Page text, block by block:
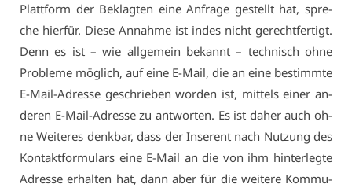
Platt­form der Be­klag­ten ei­ne An­fra­ge ge­stellt hat, spre­
che hier­für. Die­se An­nah­me ist in­des nicht ge­recht­fer­tigt.
Denn es ist – wie all­ge­mein be­kannt – tech­nisch oh­ne
Pro­ble­me mög­lich, auf ei­ne E-Mail, die an ei­ne be­stimm­te
E-Mail-Adres­se ge­schrie­ben wor­den ist, mit­tels ei­ner an­
de­ren E-Mail-Adres­se zu ant­wor­ten. Es ist da­her auch oh­
ne Wei­te­res denk­bar, dass der In­se­rent nach Nut­zung des
Kon­takt­for­mu­lars ei­ne E-Mail an die von ihm hin­ter­leg­te
Adres­se er­hal­ten hat, dann aber für die wei­te­re Kom­mu­